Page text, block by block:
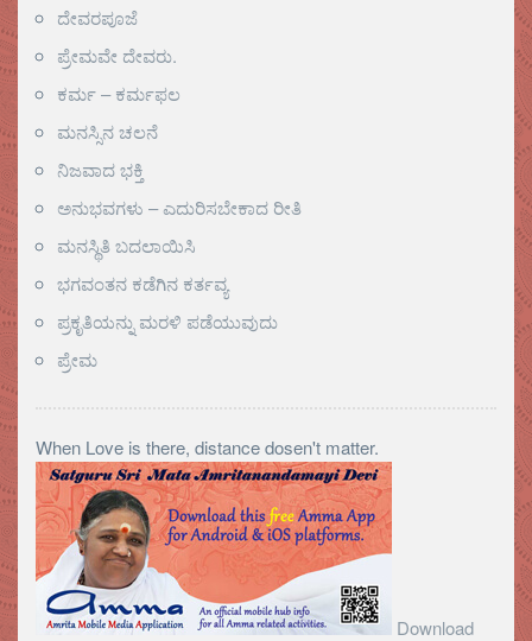
ದೇವರಪೂಜೆ
ಪ್ರೇಮವೇ ದೇವರು.
ಕರ್ಮ – ಕರ್ಮಫಲ
ಮನಸ್ಸಿನ ಚಲನೆ
ನಿಜವಾದ ಭಕ್ತಿ
ಅನುಭವಗಳು – ಎದುರಿಸಬೇಕಾದ ರೀತಿ
ಮನಸ್ಥಿತಿ ಬದಲಾಯಿಸಿ
ಭಗವಂತನ ಕಡೆಗಿನ ಕರ್ತವ್ಯ
ಪ್ರಕೃತಿಯನ್ನು ಮರಳಿ ಪಡೆಯುವುದು
ಪ್ರೇಮ
When Love is there, distance dosen't matter.
Download